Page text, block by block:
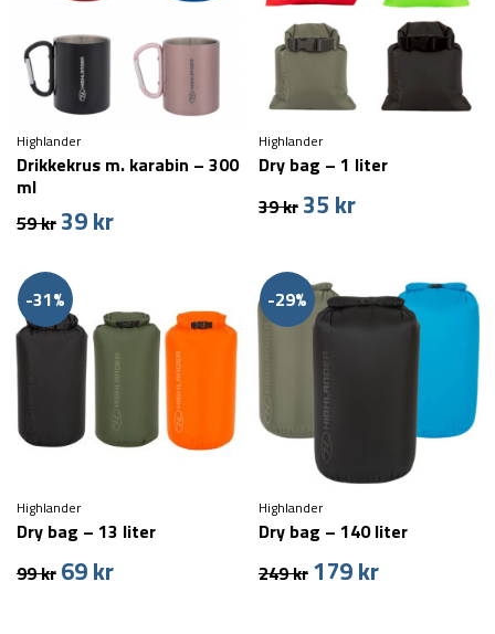
Highlander
Drikkekrus m. karabin – 300
ml
59kr Den
var:
59 kr.
39krDen
39 kr.
Highlander
Dry bag – 1 liter
39kr Den
var:
39 kr.
35 krDen
35 kr.
-31%
Highlander
Dry bag – 13 liter
99kr Den
69krDen
-29%
Highlander
Dry bag – 140 liter
249kr Den
179krDen